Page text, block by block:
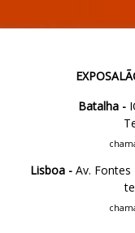
Batalha -
Lisboa - Av. Fontes